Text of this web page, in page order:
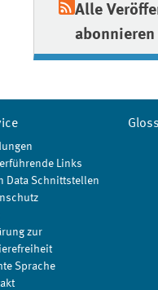
Alle
abonnieren
Links
Data Schnittstellen
zur
Sprache